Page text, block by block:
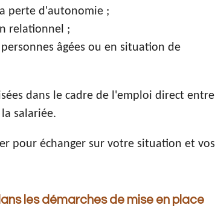
perte d'autonomie ;
relationnel ;
âgées ou en situation de
dans le cadre de l'emploi direct entre
salariée.
pour échanger sur votre situation et vos
les démarches de mise en place